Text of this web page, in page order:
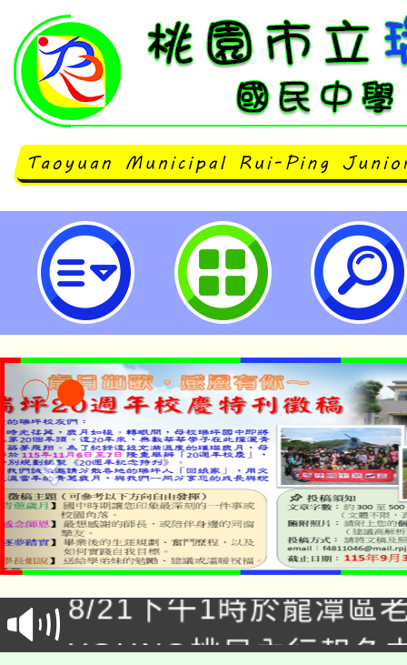
neilrpjhstyc網站設計者：徐嘉
「本色祭」8/29、30在
場熱烈登場!
8/21下午1時於龍潭區
徵才活動。
YOUNG桃局內行報名